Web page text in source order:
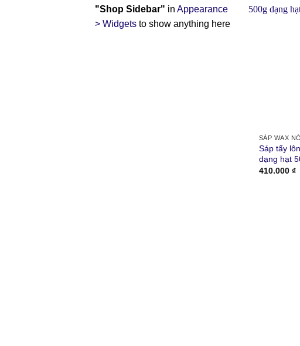
"Shop Sidebar" in Appearance
> Widgets to show anything here
SÁP WAX
Sáp tẩy
dạng hạt
410.000 ₫